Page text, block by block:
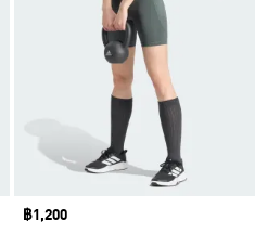
Price
฿1,200